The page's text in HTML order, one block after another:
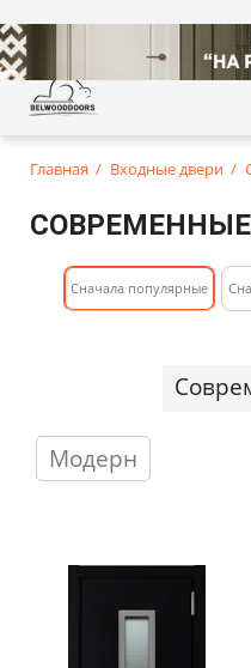
Главная Входные двери
Cначала популярные
Модерн